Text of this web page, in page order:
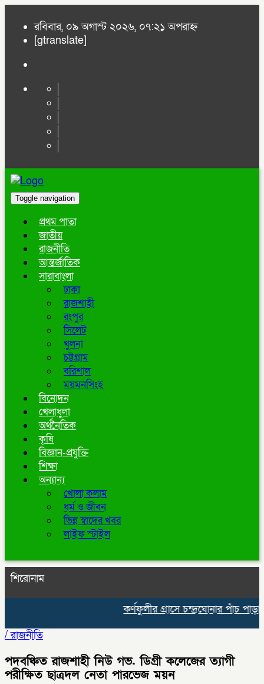
রবিবার, ০৯ অগাস্ট ২০২৬, ০৭:২১ অপরাহ্ন
[gtranslate]
Toggle navigation
প্রথম পাতা
জাতীয়
রাজনীতি
আন্তর্জাতিক
সারাবাংলা
ঢাকা
রাজশাহী
রংপুর
সিলেট
খুলনা
চট্টগ্রাম
বরিশাল
ময়মনসিংহ
বিনোদন
খেলাধুলা
অর্থনৈতিক
কৃষি
বিজ্ঞান-প্রযুক্তি
শিক্ষা
অন্যান্য
খোলা কলাম
ধর্ম ও জীবন
ভিন্ন স্বাদের খবর
লাইফ স্টাইল
শিরোনাম
কর্ণফুলীর গ্রাসে চন্দ্রঘোনার পাঁচ পাড়া,
/রাজনীতি
পদবঞ্চিত রাজশাহী নিউ গভ. ডিগ্রী কলেজের ত্যাগী
পরীক্ষিত ছাত্রদল নেতা পারভেজ ময়ন